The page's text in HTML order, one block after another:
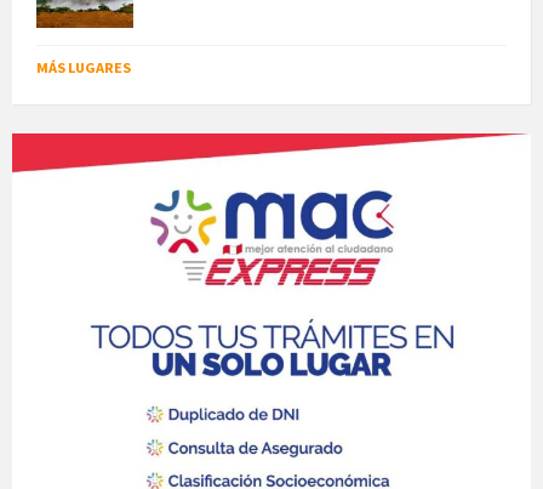
MÁS LUGARES